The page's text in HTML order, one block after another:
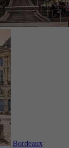
Bordeaux